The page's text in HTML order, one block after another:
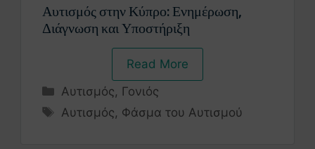
Αυτισμός στην Κύπρο: Ενημέρωση,
Διάγνωση και Υποστήριξη
Read More
Αυτισμός, Γονιός
Αυτισμός, Φάσμα του Αυτισμού